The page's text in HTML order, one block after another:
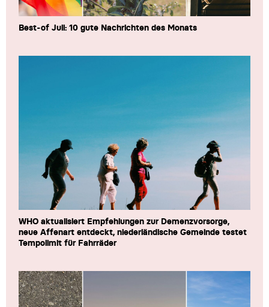
Best-of Juli: 10 gute Nachrichten des Monats
WHO aktualisiert Empfehlungen zur Demenzvorsorge,
neue Affenart entdeckt, niederländische Gemeinde testet
Tempolimit für Fahrräder